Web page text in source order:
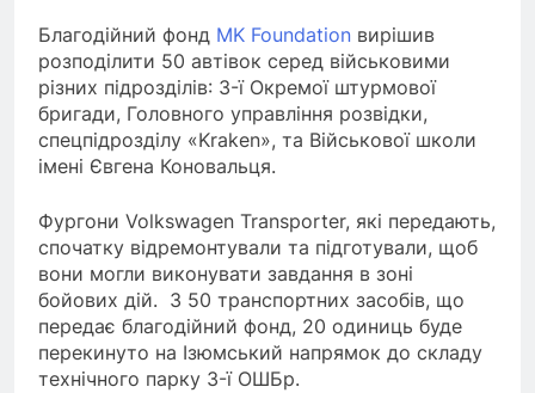
Благодійний фонд MK Foundation вирішив
розподілити 50 автівок серед військовими
різних підрозділів: 3-ї Окремої штурмової
бригади, Головного управління розвідки,
спецпідрозділу «Kraken», та Військової школи
імені Євгена Коновальця.
Фургони Volkswagen Transporter, які передають,
спочатку відремонтували та підготували, щоб
вони могли виконувати завдання в зоні
бойових дій. З 50 транспортних засобів, що
передає благодійний фонд, 20 одиниць буде
перекинуто на Ізюмський напрямок до складу
технічного парку 3-ї ОШБр.